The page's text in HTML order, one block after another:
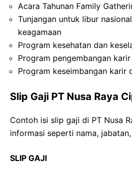
Acara Tahunan Family
Tunjangan untuk libur
keagamaan
Program kesehatan dan
Program pengembangan karir
Program keseimbangan karir
Slip Gaji PT Nusa Raya
Contoh isi slip gaji di PT Nusa
informasi seperti nama,
SLIP GAJI